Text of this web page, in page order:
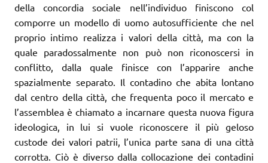
della concordia sociale nell’individuo finiscono col
comporre un modello di uomo autosufficiente che nel
proprio intimo realizza i valori della città, ma con la
quale paradossalmente non può non riconoscersi in
conflitto, dalla quale finisce con l’apparire anche
spazialmente separato. Il contadino che abita lontano
dal centro della città, che frequenta poco il mercato e
l’assemblea è chiamato a incarnare questa nuova figura
ideologica, in lui si vuole riconoscere il più geloso
custode dei valori patrii, l’unica parte sana di una città
corrotta. Ciò è diverso dalla collocazione dei contadini